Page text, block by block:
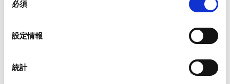
ことがあります。
Google Analytics利用規約（
Marketo
外部サイト）
必須
設定情報
統計
セミナー
合弁（ジョイントベンチャー）契約の主要ポ
イントの解説／紛争解決手段としての国際調